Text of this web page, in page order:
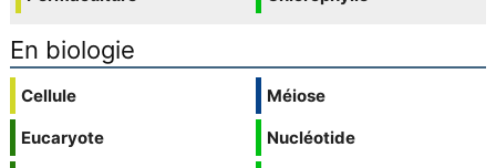
En biologie
Cellule
Eucaryote
Méiose
Nucléotide